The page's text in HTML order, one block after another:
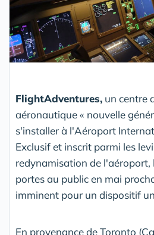
FlightAdventures, un centre
aéronautique « nouvelle
s'installer à l'Aéroport
Exclusif et inscrit parmi les
redynamisation de l'aéroport,
portes au public en mai
imminent pour un dispositif
En provenance de Toronto